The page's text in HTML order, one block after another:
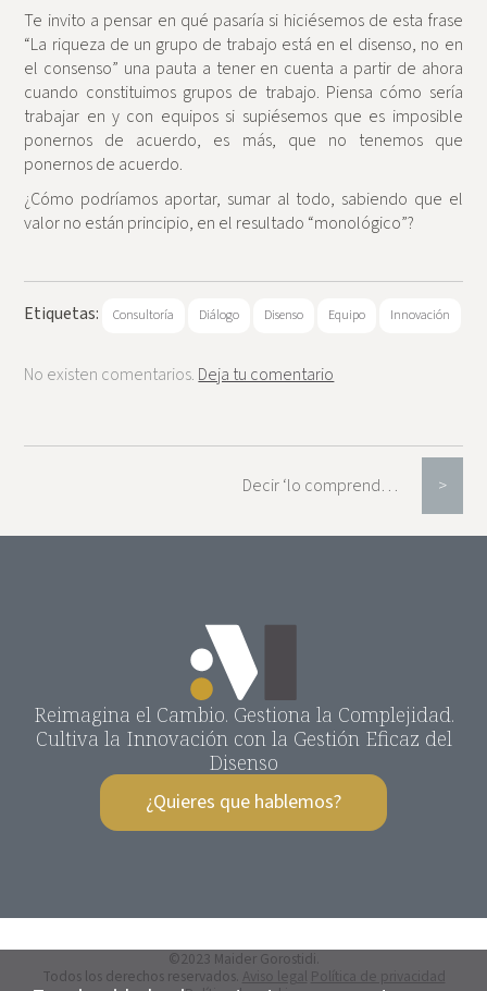
Te invito a pensar en qué pasaría si hiciésemos de esta frase
“La riqueza de un grupo de trabajo está en el disenso, no en
el consenso” una pauta a tener en cuenta a partir de ahora
cuando constituimos grupos de trabajo. Piensa cómo sería
trabajar en y con equipos si supiésemos que es imposible
ponernos de acuerdo, es más, que no tenemos que
ponernos de acuerdo.
¿Cómo podríamos aportar, sumar al todo, sabiendo que el
valor no están principio, en el resultado “monológico”?
Etiquetas: Consultoría Diálogo Disenso Equipo Innovación
No existen comentarios. Deja tu comentario
Decir ‘lo comprendo’ no significa estar de acuerdo >
Reimagina el Cambio. Gestiona la Complejidad.
Cultiva la Innovación con la Gestión Eficaz del
Disenso
¿Quieres que hablemos?
©2023 Maider Gorostidi.
Todos los derechos reservados. Aviso legal Política de privacidad